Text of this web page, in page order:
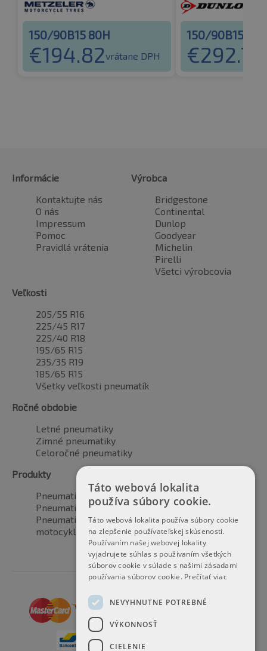
150/90B15 80H
€194.82vrátane DPH
150/90B15 74H
€292.79
Informácie
Kontaktujte nás
O nás
Impressum
Pomoc
Pravidlá vrátenia
Výrobca
Bridgestone
Continental
Dunlop
Goodyear
Michelin
Pirelli
Všetci výrobcovia
Veľkosti
205/55 R16
225/45 R17
225/40 R18
195/65 R15
235/35 R19
185/65 R15
Všetky veľkosti pneumatík
Ročné obdobie
Letné pneumatiky
Zimné pneumatiky
Celoročné pneumatiky
Produkty
Pneumatiky pre automobily
Pneumatiky pre SUV / 4x4
Pneumatiky pre dodávku
motocyklové pneumatiky
Táto webová lokalita
používa súbory cookie.
Táto webová lokalita používa súbory cookie
na zlepšenie používateľskej skúsenosti.
Používaním našej webovej lokality
vyjadrujete súhlas s používaním všetkých
súborov cookie v súlade s našimi zásadami
používania súborov cookie. Prečítať viac
NEVYHNUTNE POTREBNÉ
VÝKONNOSŤ
CIELENIE